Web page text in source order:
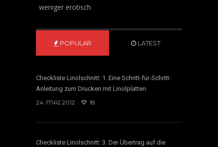
weniger erotisch
POPULAR LATEST
Checkliste Linolschnitt: 1. Eine Schritt-für-Schritt-
Anleitung zum Drucken mit Linolplatten
24. MAI 2012
18
Checkliste Linolschnitt: 3. Der Übertrag auf die